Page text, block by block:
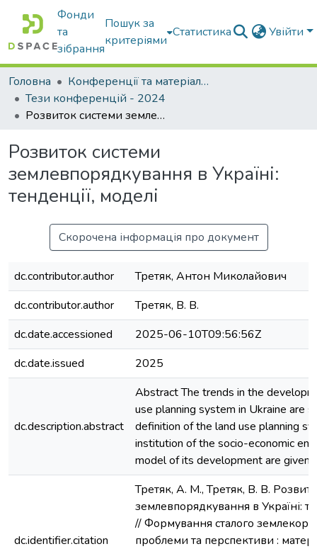
Фонди
та
зібрання
Пошук за
критеріями
Статистика Увійти
Головна
Конференції та матеріали конференцій
Тези конференцій - 2024
Розвиток системи землевпорядкування в Україні: тенденції, моделі
Розвиток системи
землевпорядкування в Україні:
тенденції, моделі
Скорочена інформація про документ
dc.contributor.author
Третяк, Антон Миколайович
dc.contributor.author
Третяк, В. В.
dc.date.accessioned
2025-06-10T09:56:56Z
dc.date.issued
2025
dc.description.abstract
Abstract The trends in the
use planning system in Ukraine are
definition of the land use planning
institution of the socio-economic
model of its development are given.
dc.identifier.citation
Третяк, А. М., Третяк, В. В.
землевпорядкування в Україні:
// Формування сталого
проблеми та перспективи :